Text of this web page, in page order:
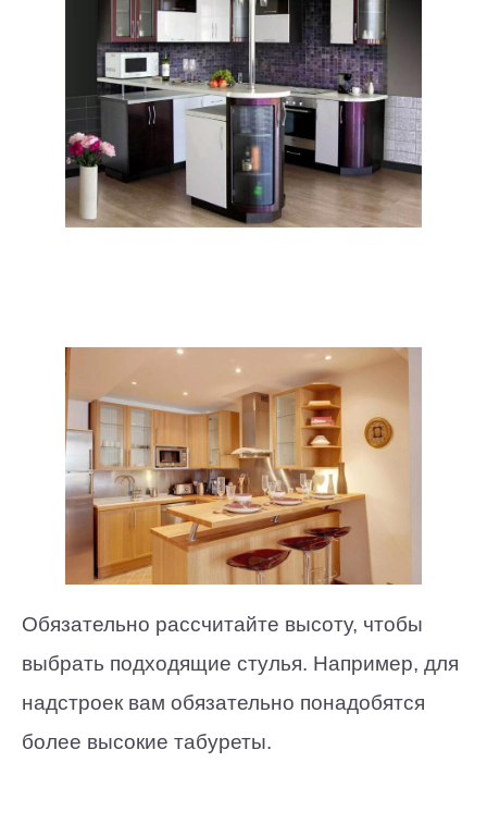
Обязательно рассчитайте высоту, чтобы
выбрать подходящие стулья. Например, для
надстроек вам обязательно понадобятся
более высокие табуреты.